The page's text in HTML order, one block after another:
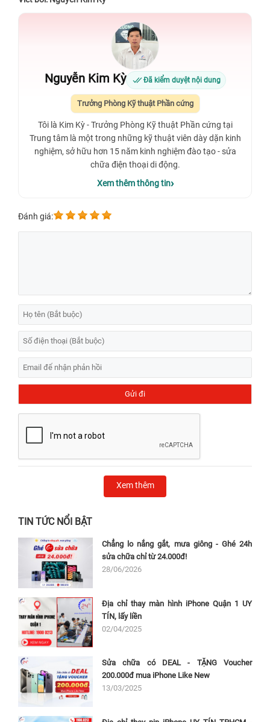
Nguyễn Kim Kỳ Đã kiểm duyệt nội dung
Trưởng Phòng Kỹ thuật Phần cứng
Tôi là Kim Kỳ - Trưởng Phòng Kỹ thuật Phần cứng tại
Trung tâm là một trong những kỹ thuật viên dày dặn kinh
nghiệm, sở hữu hơn 15 năm kinh nghiệm đào tạo - sửa
chữa điện thoại di động.
Xem thêm thông tin
Đánh giá:
Xem thêm
TIN TỨC NỔI BẬT
Chẳng lo nắng gắt, mưa giông - Ghé 24h
sửa chữa chỉ từ 24.000đ!
28/06/2026
Địa chỉ thay màn hình iPhone Quận 1 UY
TÍN, lấy liền
02/04/2025
Sửa chữa có DEAL - TẶNG Voucher
200.000đ mua iPhone Like New
13/03/2025